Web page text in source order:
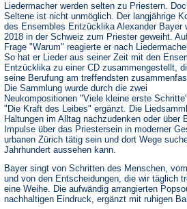
Liedermacher werden selten zu Priestern.
Seltene ist nicht unmöglich. Der langjährige
des Ensembles Entzücklika Alexander Bayer
2018 in der Schweiz zum Priester geweiht.
Frage "Warum" reagierte er nach
So hat er Lieder aus seiner Zeit mit den
Entzücklika zu einer CD zusammengestellt,
seine Berufung am treffendsten
Die Sammlung wurde durch die zwei
Neukompositionen "Viele kleine erste
"Die Kraft des Leibes" ergänzt. Die
Haltungen im Alltag nachzudenken oder über
Impulse über das Priestersein in moderner
urbanen Zürich tätig sein und dort Wege
Jahrhundert aussehen kann.
Bayer singt von Schritten des Menschen,
und von den Entscheidungen, die wir täglich
eine Weihe. Die aufwändig arrangierten
nachhaltigen Eindruck, ergänzt mit ruhigen